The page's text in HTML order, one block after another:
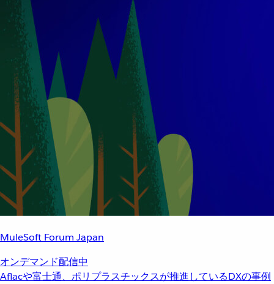
MuleSoft Forum Japan
オンデマンド配信中
Aflacや富士通、ポリプラスチックスが推進しているDXの事例